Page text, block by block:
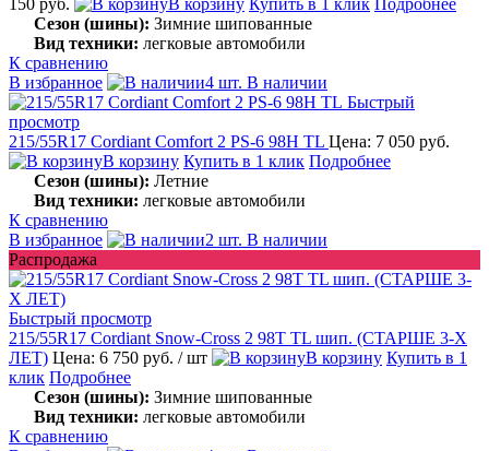
Сезон (шины): Зимние шипованные
Вид техники: легковые автомобили
К сравнению
В избранное
4 шт. В наличии
Быстрый
просмотр
215/55R17 Cordiant Comfort 2 PS-6 98H TL Цена: 7 050 руб.
В корзину Купить в 1 клик Подробнее
Сезон (шины): Летние
Вид техники: легковые автомобили
К сравнению
В избранное
2 шт. В наличии
Распродажа
Быстрый просмотр
215/55R17 Cordiant Snow-Cross 2 98T TL шип. (СТАРШЕ 3-Х
ЛЕТ) Цена: 6 750 руб. / шт В корзину Купить в 1
клик Подробнее
Сезон (шины): Зимние шипованные
Вид техники: легковые автомобили
К сравнению